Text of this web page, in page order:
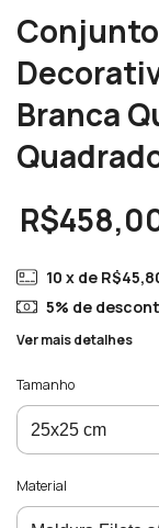
Branca
10 x de
5% de
Ver mais detalhes
Tamanho
Material